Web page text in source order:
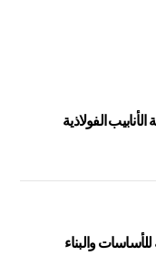
الفولاذية